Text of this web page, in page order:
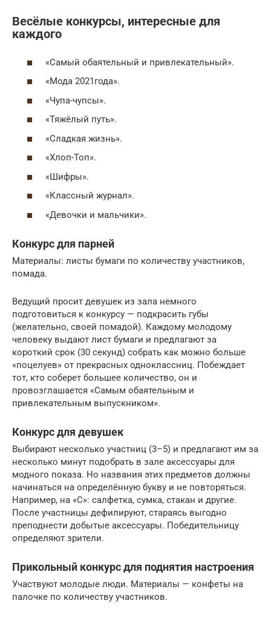
Весёлые конкурсы, интересные для
каждого
«Самый обаятельный и привлекательный».
«Мода 2021года».
«Чупа-чупсы».
«Тяжёлый путь».
«Сладкая жизнь».
«Хлоп-Топ».
«Шифры».
«Классный журнал».
«Девочки и мальчики».
Конкурс для парней
Материалы: листы бумаги по количеству участников,
помада.
Ведущий просит девушек из зала немного
подготовиться к конкурсу — подкрасить губы
(желательно, своей помадой). Каждому молодому
человеку выдают лист бумаги и предлагают за
короткий срок (30 секунд) собрать как можно больше
«поцелуев» от прекрасных одноклассниц. Побеждает
тот, кто соберет большее количество, он и
провозглашается «Самым обаятельным и
привлекательным выпускником».
Конкурс для девушек
Выбирают несколько участниц (3–5) и предлагают им за
несколько минут подобрать в зале аксессуары для
модного показа. Но названия этих предметов должны
начинаться на определённую букву и не повторяться.
Например, на «С»: салфетка, сумка, стакан и другие.
После участницы дефилируют, стараясь выгодно
преподнести добытые аксессуары. Победительницу
определяют зрители.
Прикольный конкурс для поднятия настроения
Участвуют молодые люди. Материалы — конфеты на
палочке по количеству участников.